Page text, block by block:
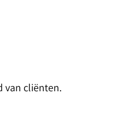
van cliënten.